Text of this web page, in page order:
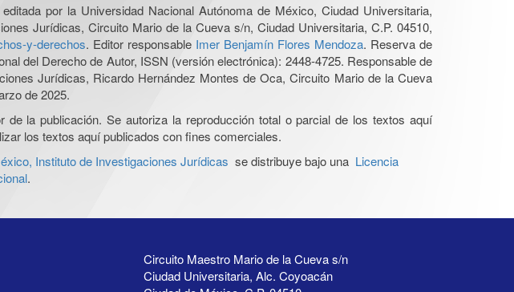
por la Universidad Nacional Autónoma de México, Ciudad Universitaria,
Jurídicas, Circuito Mario de la Cueva s/n, Ciudad Universitaria, C.P. 04510,
y-derechos. Editor responsable Imer Benjamín Flores Mendoza. Reserva de
del Derecho de Autor, ISSN (versión electrónica): 2448-4725. Responsable de
Jurídicas, Ricardo Hernández Montes de Oca, Circuito Mario de la Cueva
de 2025.
la publicación. Se autoriza la reproducción total o parcial de los textos aquí
los textos aquí publicados con fines comerciales.
Instituto de Investigaciones Jurídicas se distribuye bajo una Licencia
.
Circuito Maestro Mario de la Cueva s/n
Ciudad Universitaria, Alc. Coyoacán